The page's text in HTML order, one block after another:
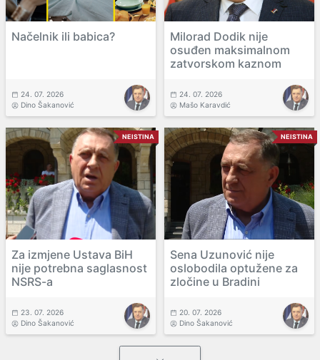
Načelnik ili babica?
24. 07. 2026
Dino Šakanović
Milorad Dodik nije
osuđen maksimalnom
zatvorskom kaznom
24. 07. 2026
Mašo Karavdić
NEISTINA
Za izmjene Ustava BiH
nije potrebna saglasnost
NSRS-a
23. 07. 2026
Dino Šakanović
NEISTINA
Sena Uzunović nije
oslobodila optužene za
zločine u Bradini
20. 07. 2026
Dino Šakanović